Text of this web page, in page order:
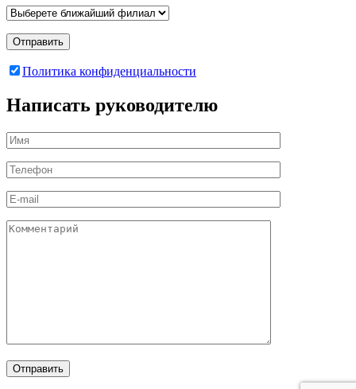
Отправить
Политика конфиденциальности
Написать руководителю
Отправить